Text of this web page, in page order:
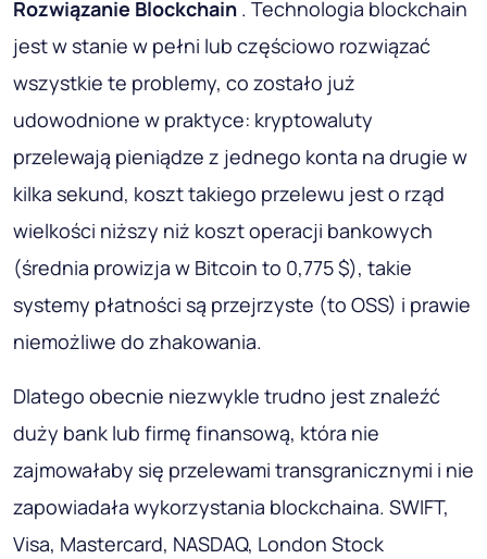
Rozwiązanie Blockchain . Technologia blockchain
jest w stanie w pełni lub częściowo rozwiązać
wszystkie te problemy, co zostało już
udowodnione w praktyce: kryptowaluty
przelewają pieniądze z jednego konta na drugie w
kilka sekund, koszt takiego przelewu jest o rząd
wielkości niższy niż koszt operacji bankowych
(średnia prowizja w Bitcoin to 0,775 $), takie
systemy płatności są przejrzyste (to OSS) i prawie
niemożliwe do zhakowania.
Dlatego obecnie niezwykle trudno jest znaleźć
duży bank lub firmę finansową, która nie
zajmowałaby się przelewami transgranicznymi i nie
zapowiadała wykorzystania blockchaina. SWIFT,
Visa, Mastercard, NASDAQ, London Stock